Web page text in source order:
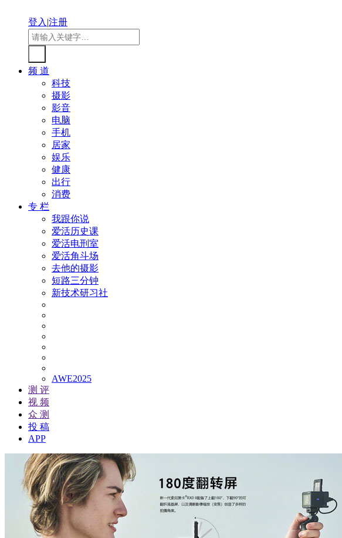
登入|注册
频 道
科技
摄影
影音
电脑
手机
居家
娱乐
健康
出行
消费
专 栏
我跟你说
爱活历史课
爱活电刑室
爱活角斗场
去他的摄影
短路三分钟
新技术研习社
AWE2025
测 评
视 频
众 测
投 稿
APP